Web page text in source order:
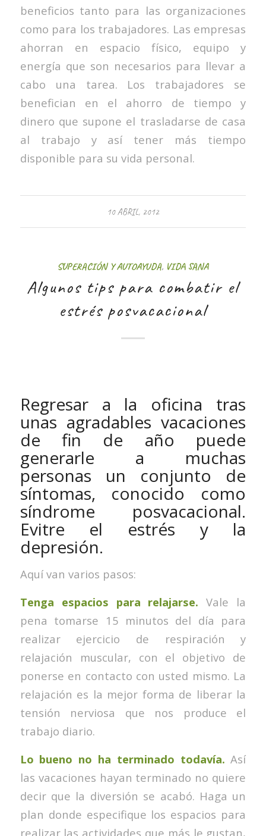
beneficios tanto para las organizaciones
como para los trabajadores. Las empresas
ahorran en espacio físico, equipo y
energía que son necesarios para llevar a
cabo una tarea. Los trabajadores se
benefician en el ahorro de tiempo y
dinero que supone el trasladarse de casa
al trabajo y así tener más tiempo
disponible para su vida personal.
10 ABRIL, 2012
SUPERACIÓN Y AUTOAYUDA, VIDA SANA
Algunos tips para combatir el
estrés posvacacional
Regresar a la oficina tras
unas agradables vacaciones
de fin de año puede
generarle a muchas
personas un conjunto de
síntomas, conocido como
síndrome posvacacional.
Evitre el estrés y la
depresión.
Aquí van varios pasos:
Tenga espacios para relajarse. Vale la
pena tomarse 15 minutos del día para
realizar ejercicio de respiración y
relajación muscular, con el objetivo de
ponerse en contacto con usted mismo. La
relajación es la mejor forma de liberar la
tensión nerviosa que nos produce el
trabajo diario.
Lo bueno no ha terminado todavía. Así
las vacaciones hayan terminado no quiere
decir que la diversión se acabó. Haga un
plan donde especifique los espacios para
realizar las actividades que más le gustan,